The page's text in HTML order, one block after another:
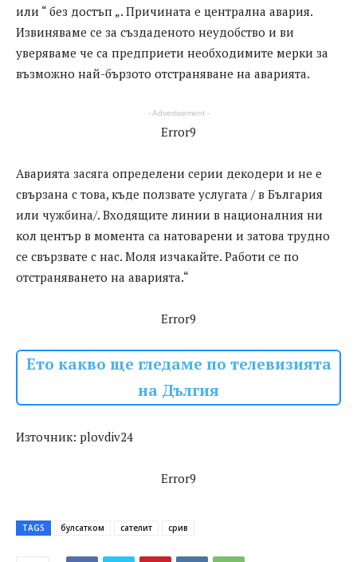
или “ без достъп „. Причината е централна авария.
Извиняваме се за създаденото неудобство и ви
уверяваме че са предприети необходимите мерки за
възможно най-бързото отстраняване на аварията.
- Advertisement -
Error9
Аварията засяга определени серии декодери и не е
свързана с това, къде ползвате услугата / в България
или чужбина/. Входящите линии в националния ни
кол център в момента са натоварени и затова трудно
се свързвате с нас. Моля изчакайте. Работи се по
отстраняването на аварията.“
Error9
Ето какво ще гледаме по телевизията
на Дългия
Източник: plovdiv24
Error9
TAGS булсатком сателит срив